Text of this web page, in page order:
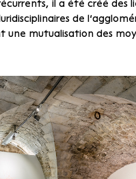
il a été créé des
de
une mutualisation des